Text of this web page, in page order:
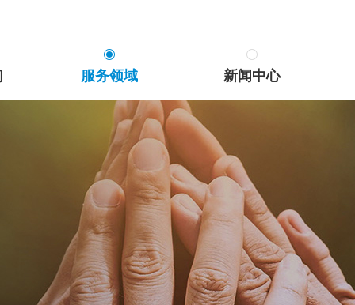
服务领域 新闻中心